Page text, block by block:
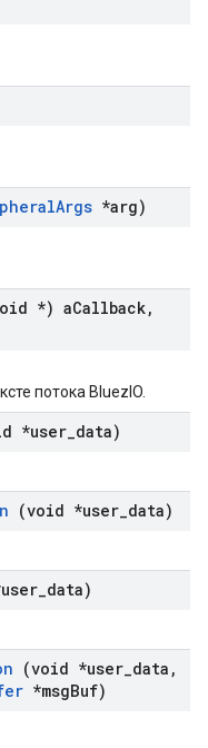
Args *arg)
*) aCallback,
потока BluezIO.
*user data)
(void *user data)
data)
(void *user data ,
*msgBuf)